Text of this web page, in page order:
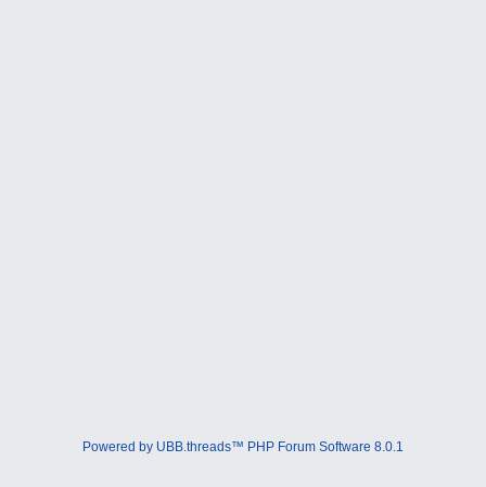
Powered by UBB.threads™ PHP Forum Software 8.0.1